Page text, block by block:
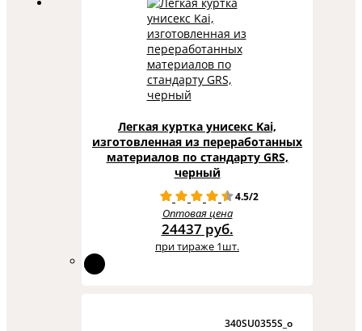
Легкая куртка унисекс Kai,
изготовленная из переработанных
материалов по стандарту GRS,
черный
4.5/2
Оптовая цена
24437 руб.
при тираже 1шт.
340SU0355S_o